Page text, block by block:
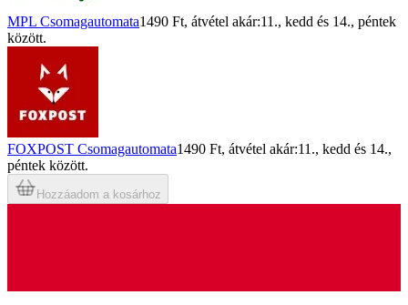
MPL Csomagautomata1490 Ft, átvétel akár:11., kedd és 14., péntek
között.
FOXPOST Csomagautomata1490 Ft, átvétel akár:11., kedd és 14.,
péntek között.
Hozzáadom a kosárhoz